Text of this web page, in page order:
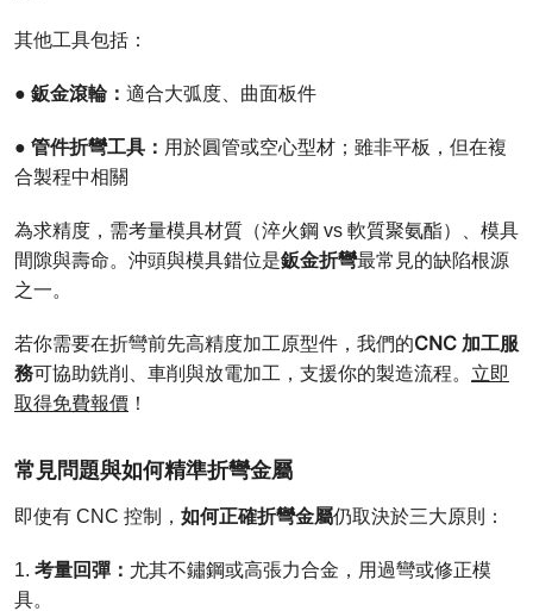
其他工具包括：
● 鈑金滾輪： 適合大弧度、曲面板件
● 管件折彎工具： 用於圓管或空心型材；雖非平板，但在複
合製程中相關
為求精度，需考量模具材質（淬火鋼 vs 軟質聚氨酯）、模具
間隙與壽命。沖頭與模具錯位是鈑金折彎最常見的缺陷根源
之一。
若你需要在折彎前先高精度加工原型件，我們的CNC 加工服
務可協助銑削、車削與放電加工，支援你的製造流程。 立即
取得免費報價 ！
常見問題與如何精準折彎金屬
即使有 CNC 控制， 如何正確折彎金屬仍取決於三大原則：
1. 考量回彈： 尤其不鏽鋼或高張力合金，用過彎或修正模
具。